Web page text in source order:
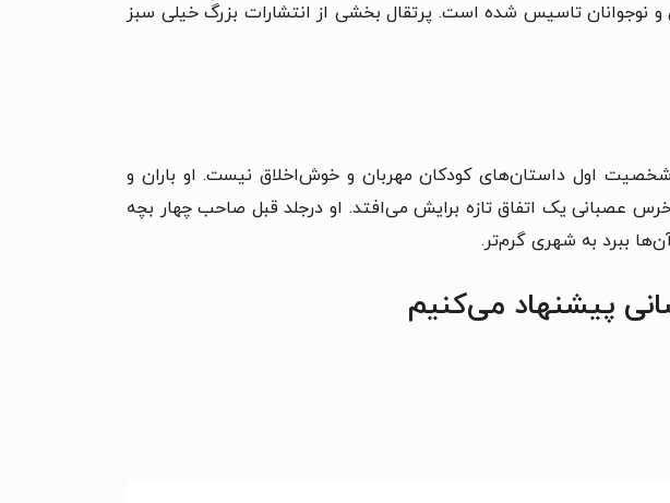
نوجوانان تاسیس شده است. پرتقال بخشی از انتشارات بزرگ خیلی سبز
اول داستان‌های کودکان مهربان و خوش‌اخلاق نیست. او باران و
عصبانی یک اتفاق تازه برایش می‌افتد. او درجلد قبل صاحب چهار بچه
ببرد به شهری گرم‌تر.
پیشنهاد می‌کنیم